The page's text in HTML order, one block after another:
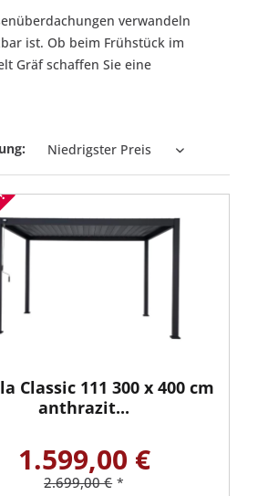
verwandeln
ist. Ob beim Frühstück im
Gräf schaffen Sie eine
Classic 111 300 x 400 cm
anthrazit...
1.599,00 €
2.699,00 € *